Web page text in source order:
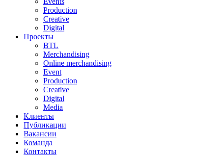
Production
Creative
Digital
Проекты
BTL
Merchandising
Online merchandising
Event
Production
Creative
Digital
Media
Клиенты
Публикации
Вакансии
Команда
Контакты